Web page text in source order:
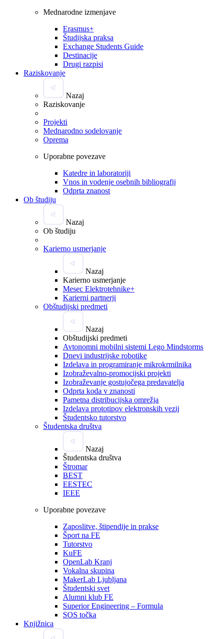
Mednarodne izmenjave
Erasmus+
Študijska praksa
Exchange Students Guide
Destinacije
Drugi razpisi
Raziskovanje
Nazaj
Raziskovanje
Projekti
Mednarodno sodelovanje
Oprema
Uporabne povezave
Katedre in laboratoriji
Vnos in vodenje osebnih bibliografij
Odprta znanost
Ob študiju
Nazaj
Ob študiju
Karierno usmerjanje
Nazaj
Karierno usmerjanje
Mesec Elektrotehnike+
Karierni partnerji
Obštudijski predmeti
Nazaj
Obštudijski predmeti
Avtonomni mobilni sistemi Lego Mindstorms
Dnevi industrijske robotike
Izdelava in programiranje mikrokrmilnika
Izobraževalno-promocijski projekti
Izobraževanje gostujočega predavatelja
Odprta koda v znanosti
Pametna distribucijska omrežja
Izdelava prototipov elektronskih vezij
Študentsko tutorstvo
Študentska društva
Nazaj
Študentska društva
Štromar
BEST
EESTEC
IEEE
Uporabne povezave
Zaposlitve, štipendije in prakse
Šport na FE
Tutorstvo
KuFE
OpenLab Kranj
Vokalna skupina
MakerLab Ljubljana
Študentski svet
Alumni klub FE
Superior Engineering – Formula
SOS točka
Knjižnica